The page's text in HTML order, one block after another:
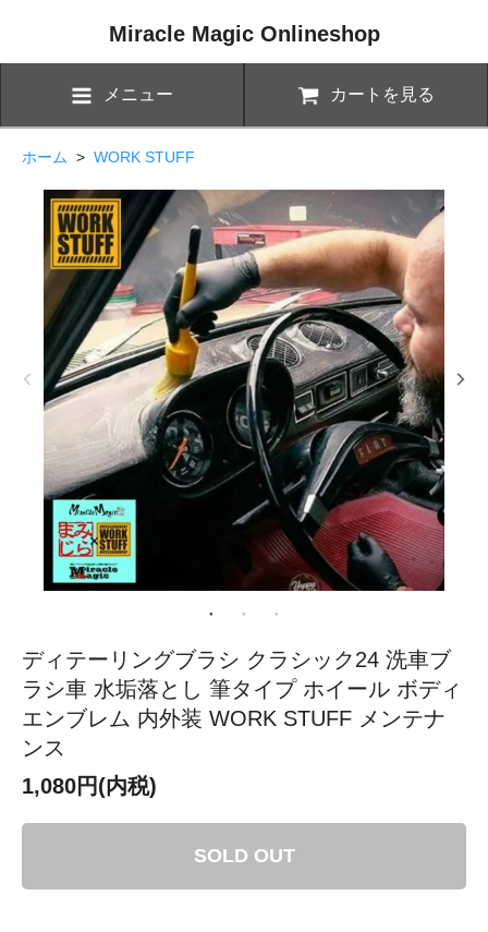
Miracle Magic Onlineshop
メニュー カートを見る
ホーム > WORK STUFF
ディテーリングブラシ クラシック24 洗車ブ
ラシ車 水垢落とし 筆タイプ ホイール ボディ
エンブレム 内外装 WORK STUFF メンテナ
ンス
1,080円(内税)
SOLD OUT